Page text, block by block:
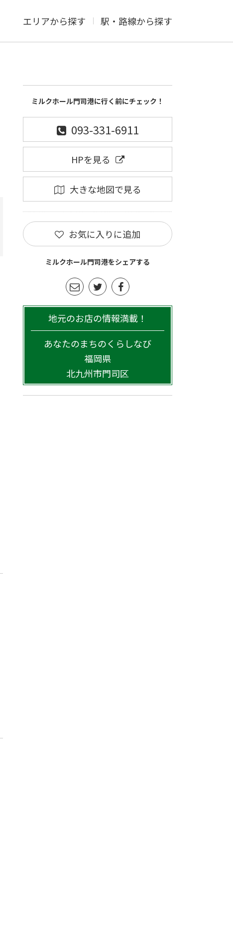
エリアから探す 駅・路線から探す
ミルクホール門司港に行く前にチェック！
093-331-6911
HPを見る
大きな地図で見る
お気に入りに追加
ミルクホール門司港をシェアする
地元のお店の情報満載！
あなたのまちのくらしなび
福岡県
北九州市門司区